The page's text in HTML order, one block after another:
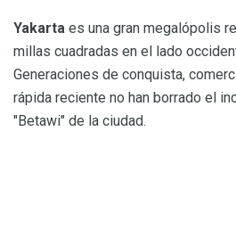
Yakarta es una gran megalópolis
millas cuadradas en el lado
Generaciones de conquista,
rápida reciente no han borrado el
"Betawi" de la ciudad.